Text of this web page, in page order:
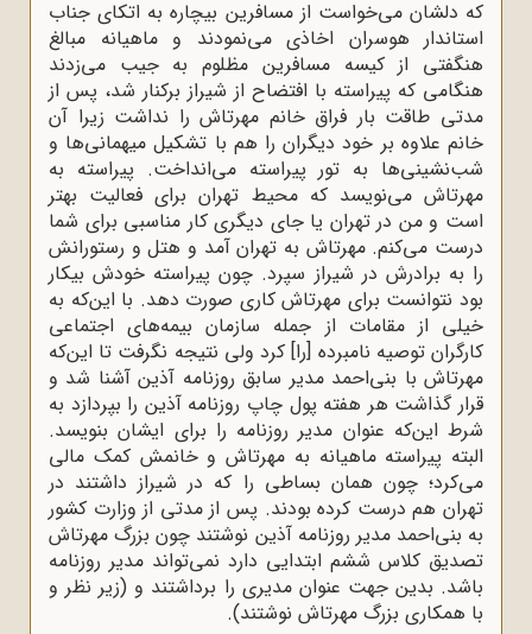
که دلشان می‌خواست از مسافرین بیچاره به اتکای جناب
استاندار هوسران اخاذی می‌نمودند و ماهیانه مبالغ
هنگفتی از کیسه مسافرین مظلوم به جیب می‌زدند
هنگامی که پیراسته با افتضاح از شیراز برکنار شد، پس از
مدتی طاقت ‌بار فراق خانم مهرتاش را نداشت زیرا آن
خانم علاوه بر خود دیگران را هم با تشکیل میهمانی‌ها و
شب‌نشینی‌ها به تور پیراسته می‌انداخت. پیراسته به
مهرتاش می‌نویسد که محیط تهران برای فعالیت بهتر
است و من در تهران یا جای دیگری کار مناسبی برای شما
درست می‌کنم. مهرتاش به تهران آمد و هتل و رستورانش
را به برادرش در شیراز سپرد. چون پیراسته خودش بیکار
بود نتوانست برای مهرتاش کاری صورت دهد. با این‌که به
خیلی از مقامات از جمله سازمان بیمه‌های اجتماعی
کارگران توصیه نامبرده [را] کرد ولی نتیجه نگرفت تا این‌که
مهرتاش با بنی‌احمد مدیر سابق روزنامه آذین آشنا شد و
قرار گذاشت هر هفته پول چاپ روزنامه آذین را بپردازد به
شرط این‌که عنوان مدیر روزنامه را برای ایشان بنویسد.
البته پیراسته ماهیانه به مهرتاش و خانمش کمک مالی
می‌کرد؛ چون همان بساطی را که در شیراز داشتند در
تهران هم درست کرده بودند. پس از مدتی از وزارت کشور
به بنی‌احمد مدیر روزنامه آذین نوشتند چون بزرگ مهرتاش
تصدیق کلاس ششم ابتدایی دارد نمی‌تواند مدیر روزنامه
باشد. بدین جهت عنوان مدیری را برداشتند و (زیر نظر و
با همکاری بزرگ مهرتاش نوشتند).